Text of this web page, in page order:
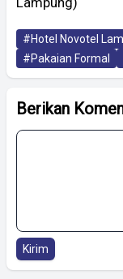
#Hotel Novotel
#Pakaian Formal
Berikan
Kirim